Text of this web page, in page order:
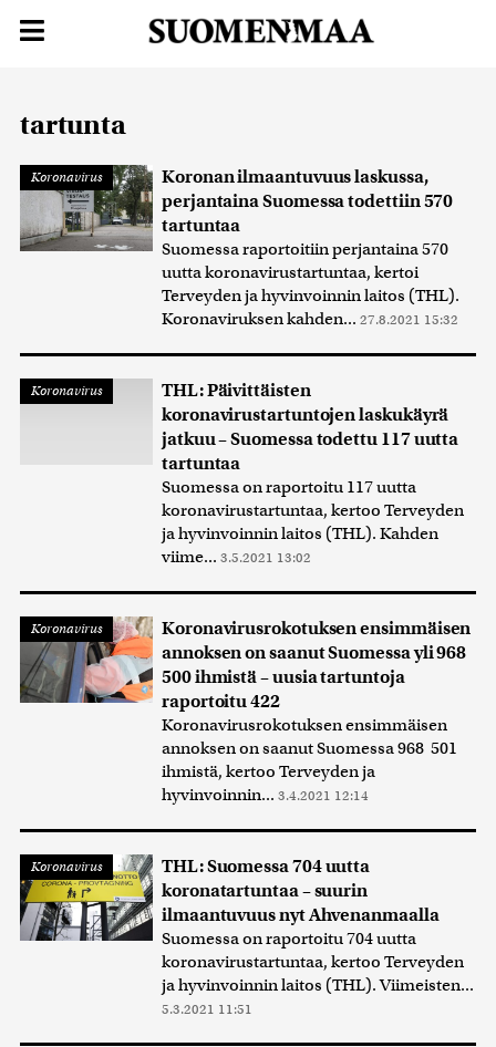
tartunta
Koronavirus
Koronan ilmaantuvuus laskussa,
perjantaina Suomessa todettiin 570
tartuntaa
Suomessa raportoitiin perjantaina 570
uutta koronavirustartuntaa, kertoi
Terveyden ja hyvinvoinnin laitos (THL).
Koronaviruksen kahden... 27.8.2021 15:32
Koronavirus
THL: Päivittäisten
koronavirustartuntojen laskukäyrä
jatkuu – Suomessa todettu 117 uutta
tartuntaa
Suomessa on raportoitu 117 uutta
koronavirustartuntaa, kertoo Terveyden
ja hyvinvoinnin laitos (THL). Kahden
viime... 3.5.2021 13:02
Koronavirus
Koronavirusrokotuksen ensimmäisen
annoksen on saanut Suomessa yli 968
500 ihmistä – uusia tartuntoja
raportoitu 422
Koronavirusrokotuksen ensimmäisen
annoksen on saanut Suomessa 968 501
ihmistä, kertoo Terveyden ja
hyvinvoinnin... 3.4.2021 12:14
Koronavirus
THL: Suomessa 704 uutta
koronatartuntaa – suurin
ilmaantuvuus nyt Ahvenanmaalla
Suomessa on raportoitu 704 uutta
koronavirustartuntaa, kertoo Terveyden
ja hyvinvoinnin laitos (THL). Viimeisten...
5.3.2021 11:51